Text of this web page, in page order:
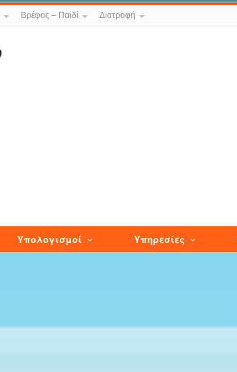
Βρέφος – Παιδί Διατροφή
Υπολογισμοί Υπηρεσίες